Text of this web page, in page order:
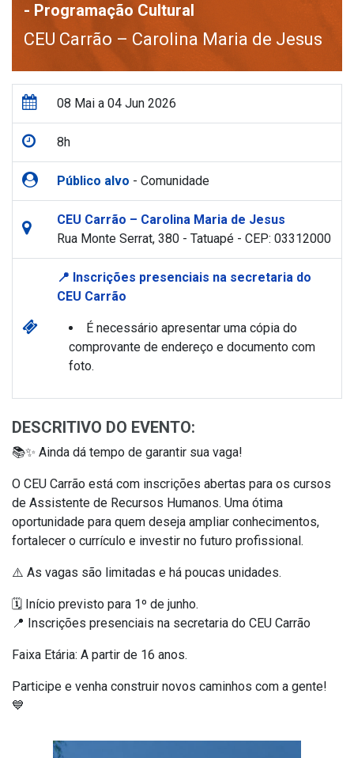
- Programação Cultural
CEU Carrão – Carolina Maria de Jesus
08 Mai a 04 Jun 2026
8h
Público alvo - Comunidade
CEU Carrão – Carolina Maria de Jesus
Rua Monte Serrat, 380 - Tatuapé - CEP: 03312000
📍 Inscrições presenciais na secretaria do
CEU Carrão
É necessário apresentar uma cópia do
comprovante de endereço e documento com
foto.
DESCRITIVO DO EVENTO:
📚✨ Ainda dá tempo de garantir sua vaga!
O CEU Carrão está com inscrições abertas para os cursos
de Assistente de Recursos Humanos. Uma ótima
oportunidade para quem deseja ampliar conhecimentos,
fortalecer o currículo e investir no futuro profissional.
⚠️ As vagas são limitadas e há poucas unidades.
🗓️ Início previsto para 1º de junho.
📍 Inscrições presenciais na secretaria do CEU Carrão
Faixa Etária: A partir de 16 anos.
Participe e venha construir novos caminhos com a gente!
💙